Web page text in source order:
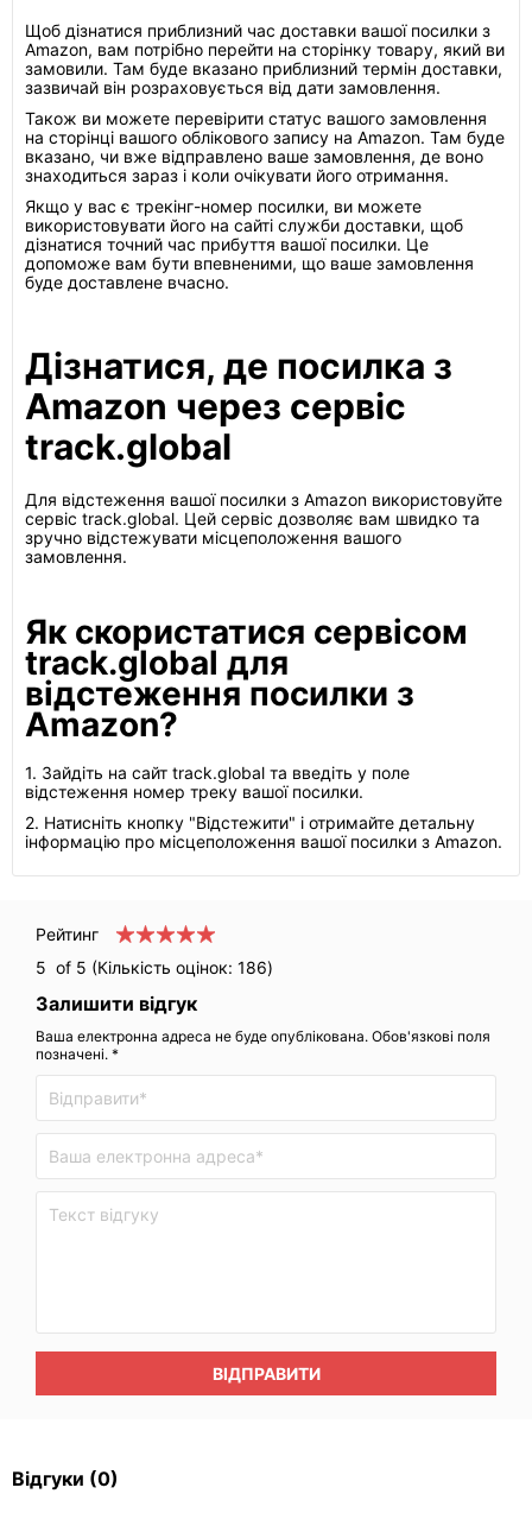
Щоб дізнатися приблизний час доставки вашої посилки з
Amazon, вам потрібно перейти на сторінку товару, який ви
замовили. Там буде вказано приблизний термін доставки,
зазвичай він розраховується від дати замовлення.
Також ви можете перевірити статус вашого замовлення
на сторінці вашого облікового запису на Amazon. Там буде
вказано, чи вже відправлено ваше замовлення, де воно
знаходиться зараз і коли очікувати його отримання.
Якщо у вас є трекінг-номер посилки, ви можете
використовувати його на сайті служби доставки, щоб
дізнатися точний час прибуття вашої посилки. Це
допоможе вам бути впевненими, що ваше замовлення
буде доставлене вчасно.
Дізнатися, де посилка з
Amazon через сервіс
track.global
Для відстеження вашої посилки з Amazon використовуйте
сервіс track.global. Цей сервіс дозволяє вам швидко та
зручно відстежувати місцеположення вашого
замовлення.
Як скористатися сервісом
track.global для
відстеження посилки з
Amazon?
1. Зайдіть на сайт track.global та введіть у поле
відстеження номер треку вашої посилки.
2. Натисніть кнопку "Відстежити" і отримайте детальну
інформацію про місцеположення вашої посилки з Amazon.
Рейтинг
5 of 5 (Кількість оцінок: 186)
Залишити відгук
Ваша електронна адреса не буде опублікована. Обов'язкові поля
позначені. *
ВІДПРАВИТИ
Відгуки (0)